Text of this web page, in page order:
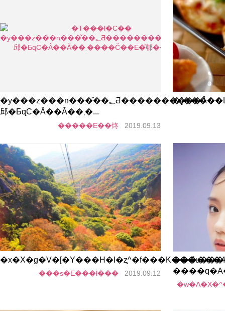
�y���z���n���̌��؂Ƌ����������Ă��
邱�ƂɋC�Â��Ă��܂�...
�����E��炵 2019.09.13
���s�E���ł��� 2019.09.12